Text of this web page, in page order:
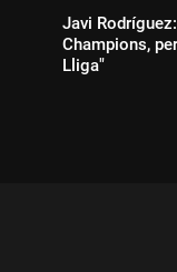
Javi
Champions,
Lliga"